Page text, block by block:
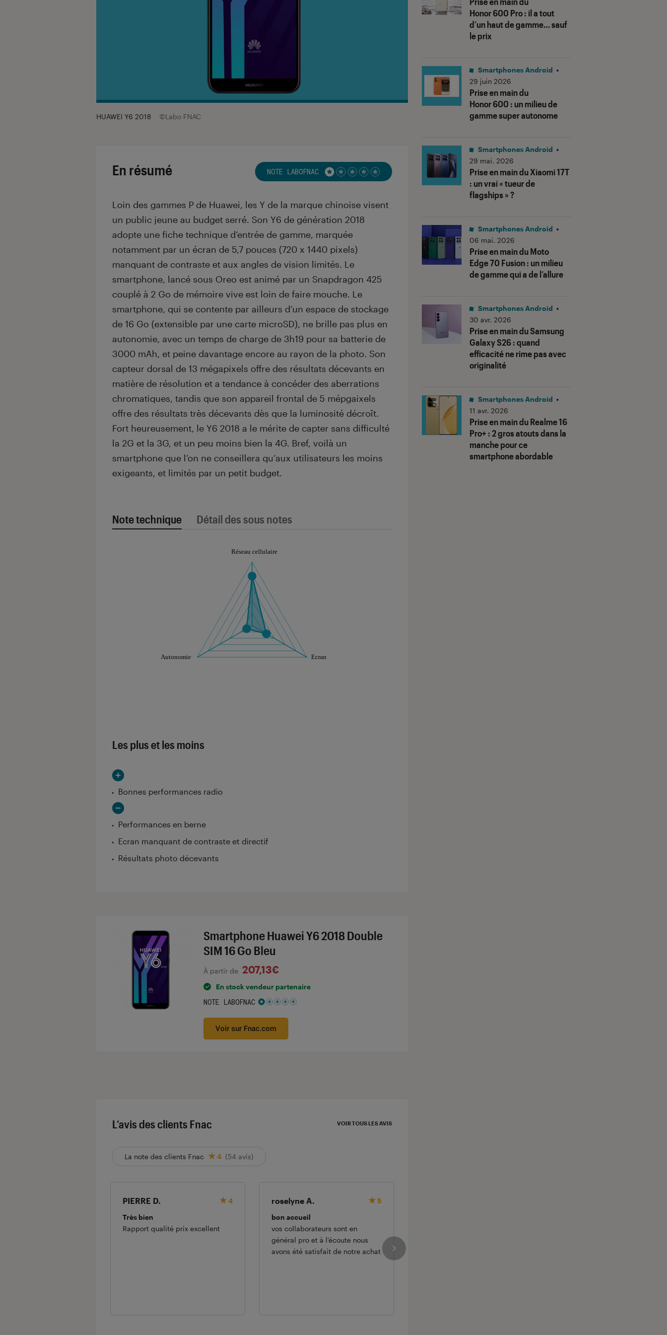
HUAWEI Y6 2018 ©Labo FNAC
En résumé NOTE LABOFNAC Noté 1 étoiles sur 5
Loin des gammes P de Huawei, les Y de la marque chinoise visent
un public jeune au budget serré. Son Y6 de génération 2018
adopte une fiche technique d’entrée de gamme, marquée
notamment par un écran de 5,7 pouces (720 x 1440 pixels)
manquant de contraste et aux angles de vision limités. Le
smartphone, lancé sous Oreo est animé par un Snapdragon 425
couplé à 2 Go de mémoire vive est loin de faire mouche. Le
smartphone, qui se contente par ailleurs d’un espace de stockage
de 16 Go (extensible par une carte microSD), ne brille pas plus en
autonomie, avec un temps de charge de 3h19 pour sa batterie de
3000 mAh, et peine davantage encore au rayon de la photo. Son
capteur dorsal de 13 mégapixels offre des résultats décevants en
matière de résolution et a tendance à concéder des aberrations
chromatiques, tandis que son appareil frontal de 5 mépgaixels
offre des résultats très décevants dès que la luminosité décroît.
Fort heureusement, le Y6 2018 a le mérite de capter sans difficulté
la 2G et la 3G, et un peu moins bien la 4G. Bref, voilà un
smartphone que l’on ne conseillera qu’aux utilisateurs les moins
exigeants, et limités par un petit budget.
Note technique Détail des sous notes
Les plus et les moins
Bonnes performances radio
Performances en berne
Ecran manquant de contraste et directif
Résultats photo décevants
Smartphone Huawei Y6 2018 Double
SIM 16 Go Bleu
À partir de 207,13€
En stock vendeur partenaire
NOTE LABOFNAC
Noté 1 étoiles sur 5
Voir sur Fnac.com
L’avis des clients Fnac VOIR TOUS LES AVIS
La note des clients Fnac 4 (54 avis)
PIERRE D.
4
Très bien
Rapport qualité prix excellent
roselyne A.
5
bon accueil
vos collaborateurs sont en
général pro et à l'écoute nous
avons été satisfait de notre achat
Honor 600 Pro : il a tout
d’un haut de gamme… sauf
le prix
Prise en main du
Honor 600 : un milieu de
gamme super autonome
Smartphones Android •
29 juin 2026
Prise en main du Xiaomi 17T
: un vrai « tueur de
flagships » ?
Smartphones Android •
29 mai. 2026
Prise en main du Moto
Edge 70 Fusion : un milieu
de gamme qui a de l’allure
Smartphones Android •
06 mai. 2026
Prise en main du Samsung
Galaxy S26 : quand
efficacité ne rime pas avec
originalité
Smartphones Android •
30 avr. 2026
Prise en main du Realme 16
Pro+ : 2 gros atouts dans la
manche pour ce
smartphone abordable
Smartphones Android •
11 avr. 2026